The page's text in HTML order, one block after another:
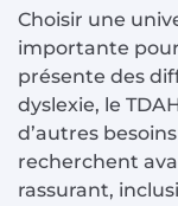
Choisir une
importante
présente des
dyslexie, le
d’autres
recherchent
rassurant,